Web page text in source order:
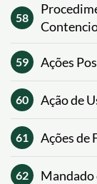
58
59 Ações
60 Ação de
61 Ações de
62 Mandado